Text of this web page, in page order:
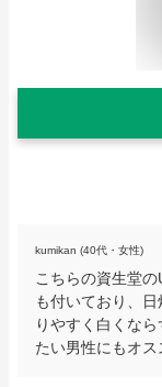
kumikan (40代・女性)
こちらの資生堂
も付いており、
りやすく白くな
たい男性にもオス